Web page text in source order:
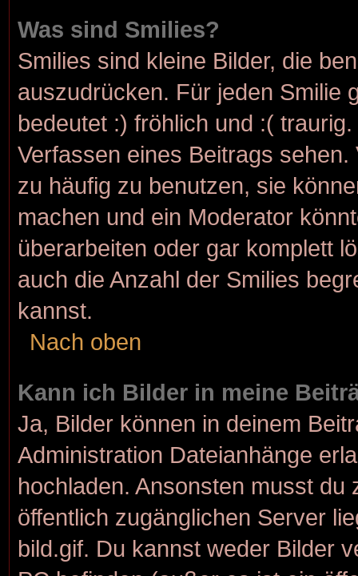
Was sind Smilies?
Smilies sind kleine Bilder, die
auszudrücken. Für jeden Smilie
bedeutet :) fröhlich und :(
Verfassen eines Beitrags
zu häufig zu benutzen, sie
machen und ein Moderator
überarbeiten oder gar komplett
auch die Anzahl der Smilies
kannst.
Nach oben
Kann ich Bilder in meine
Ja, Bilder können in deinem
Administration Dateianhänge
hochladen. Ansonsten musst
öffentlich zugänglichen Server
bild.gif. Du kannst weder Bilder